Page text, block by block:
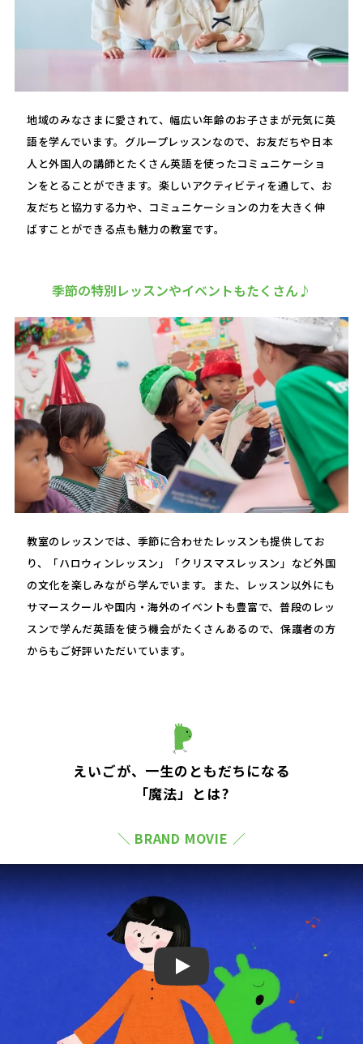
地域のみなさまに愛されて、幅広い年齢のお子さまが元気に英
語を学んでいます。グループレッスンなので、お友だちや日本
人と外国人の講師とたくさん英語を使ったコミュニケーショ
ンをとることができます。楽しいアクティビティを通して、お
友だちと協力する力や、コミュニケーションの力を大きく伸
ばすことができる点も魅力の教室です。
季節の特別レッスンやイベントもたくさん♪
教室のレッスンでは、季節に合わせたレッスンも提供してお
り、「ハロウィンレッスン」「クリスマスレッスン」など外国
の文化を楽しみながら学んでいます。また、レッスン以外にも
サマースクールや国内・海外のイベントも豊富で、普段のレッ
スンで学んだ英語を使う機会がたくさんあるので、保護者の方
からもご好評いただいています。
えいごが、一生のともだちになる
「魔法」とは?
＼ BRAND MOVIE ／